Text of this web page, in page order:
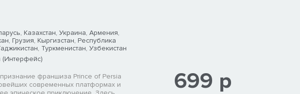
Казахстан, Украина, Армения,
Грузия, Кыргизстан, Республика
Туркменистан, Узбекистан
(Интерфейс)
франшиза Prince of Persia
современных платформах и
699 р